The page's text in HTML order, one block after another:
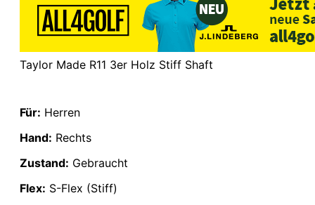
Taylor Made R11 3er Holz Stiff Shaft
Für: Herren
Hand: Rechts
Zustand: Gebraucht
Flex: S-Flex (Stiff)